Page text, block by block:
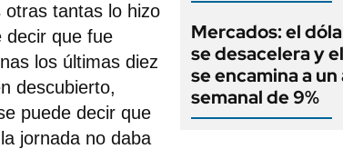
otras tantas lo hizo
decir que fue
los últimas diez
descubierto,
puede decir que
jornada no daba
Mercados: el
se desacelera y
se encamina a
semanal de 9%